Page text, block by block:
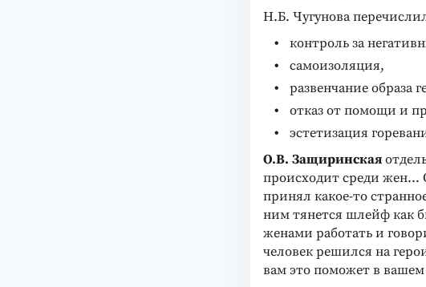
Н.Б. Чугунова
контроль за
самоизоляция,
развенчание образа
отказ от помощи и
эстетизация
О.В. Защиринская
происходит среди жен…
принял какое-то
ним тянется шлейф как
женами работать и
человек решился на
вам это поможет в